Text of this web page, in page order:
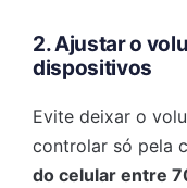
2. Ajustar o
dispositivos
Evite deixar o
controlar só pela
do celular entre